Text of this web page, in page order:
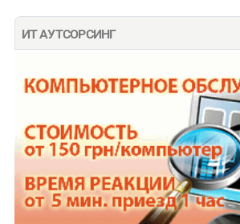
ИТ АУТСОРСИНГ